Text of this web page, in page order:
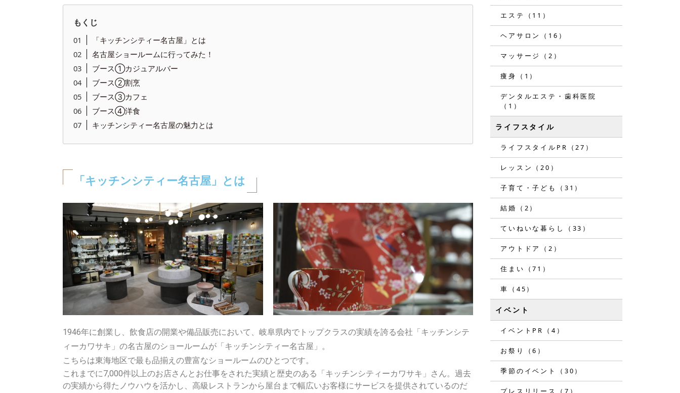
もくじ
「キッチンシティー名古屋」とは
名古屋ショールームに行ってみた！
ブース①カジュアルバー
ブース②割烹
ブース③カフェ
ブース④洋食
キッチンシティー名古屋の魅力とは
「キッチンシティー名古屋」とは
1946年に創業し、飲食店の開業や備品販売において、岐阜県内でトップクラスの実績を誇る会社「キッチンシテ
ィーカワサキ」の名古屋のショールームが「キッチンシティー名古屋」。
こちらは東海地区で最も品揃えの豊富なショールームのひとつです。
これまでに7,000件以上のお店さんとお仕事をされた実績と歴史のある「キッチンシティーカワサキ」さん。過去
の実績から得たノウハウを活かし、高級レストランから屋台まで幅広いお客様にサービスを提供されているのだ
エステ（11）
ヘアサロン（16）
マッサージ（2）
痩身（1）
デンタルエステ・歯科医院
（1）
ライフスタイル
ライフスタイルPR（27）
レッスン（20）
子育て・子ども（31）
結婚（2）
ていねいな暮らし（33）
アウトドア（2）
住まい（71）
車（45）
イベント
イベントPR（4）
お祭り（6）
季節のイベント（30）
プレスリリース（7）